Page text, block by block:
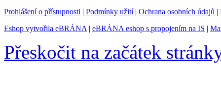
Prohlášení o přístupnosti | Podmínky užití| Ochrana osobních údajů |
Eshop vytvořila eBRÁNA | eBRÁNA eshop s propojením na IS |
Přeskočit na začátek